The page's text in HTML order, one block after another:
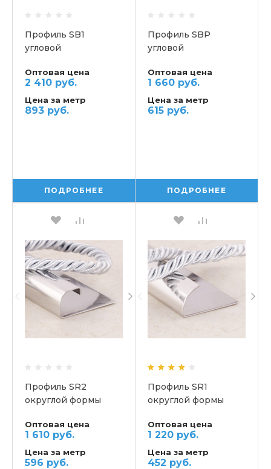
Профиль SB1
угловой
Оптовая цена
2 410 руб.
Цена за метр
893 руб.
ПОДРОБНЕЕ
Профиль SBP
угловой
Оптовая цена
1 660 руб.
Цена за метр
615 руб.
ПОДРОБНЕЕ
Профиль SR2
округлой формы
Оптовая цена
1 610 руб.
Цена за метр
596 руб.
Профиль SR1
округлой формы
Оптовая цена
1 220 руб.
Цена за метр
452 руб.